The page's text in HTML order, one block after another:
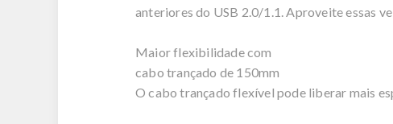
anteriores do USB 2.0/1.1. Aproveite essas
Maior flexibilidade com
cabo trançado de 150mm
O cabo trançado flexível pode liberar mais